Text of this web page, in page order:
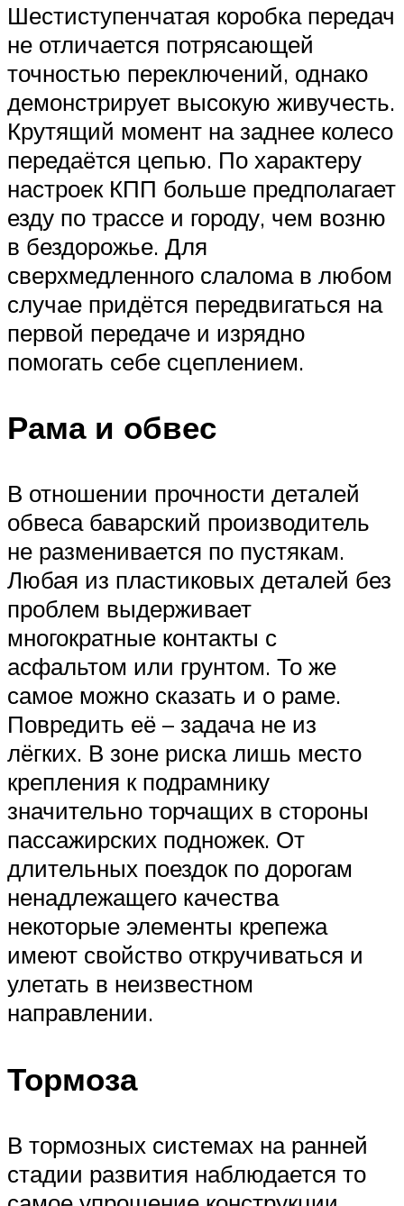
Шестиступенчатая коробка передач
не отличается потрясающей
точностью переключений, однако
демонстрирует высокую живучесть.
Крутящий момент на заднее колесо
передаётся цепью. По характеру
настроек КПП больше предполагает
езду по трассе и городу, чем возню
в бездорожье. Для
сверхмедленного слалома в любом
случае придётся передвигаться на
первой передаче и изрядно
помогать себе сцеплением.
Рама и обвес
В отношении прочности деталей
обвеса баварский производитель
не разменивается по пустякам.
Любая из пластиковых деталей без
проблем выдерживает
многократные контакты с
асфальтом или грунтом. То же
самое можно сказать и о раме.
Повредить её – задача не из
лёгких. В зоне риска лишь место
крепления к подрамнику
значительно торчащих в стороны
пассажирских подножек. От
длительных поездок по дорогам
ненадлежащего качества
некоторые элементы крепежа
имеют свойство откручиваться и
улетать в неизвестном
направлении.
Тормоза
В тормозных системах на ранней
стадии развития наблюдается то